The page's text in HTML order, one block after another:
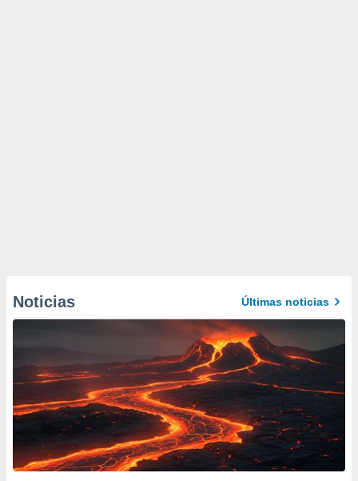
Noticias Últimas noticias